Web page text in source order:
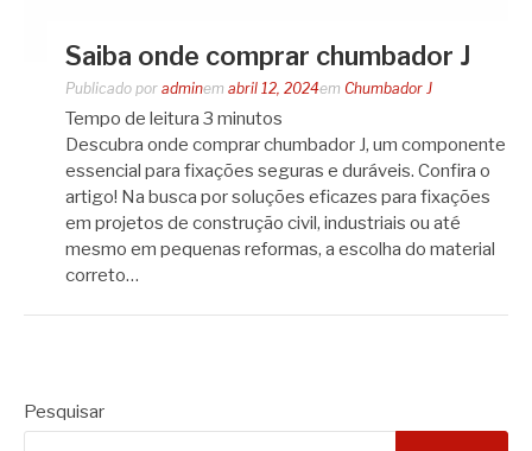
Saiba onde comprar chumbador J
Publicado por adminem abril 12, 2024em Chumbador J
Tempo de leitura 3 minutos
Descubra onde comprar chumbador J, um componente
essencial para fixações seguras e duráveis. Confira o
artigo! Na busca por soluções eficazes para fixações
em projetos de construção civil, industriais ou até
mesmo em pequenas reformas, a escolha do material
correto…
Pesquisar